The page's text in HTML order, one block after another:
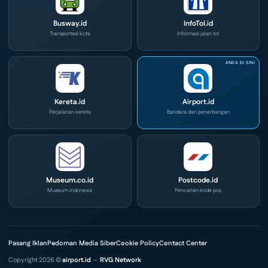
Busway.id
Transportasi kota
InfoTol.id
Informasi jalan tol
Kereta.id
Perjalanan kereta
Airport.id
Bandara dan penerbangan
Museum.co.id
Museum Indonesia
Postcode.id
Pencarian kode pos
Pasang IklanPedoman Media SiberCookie PolicyContact Center
Copyright 2026 ©airport.id – RVG Network